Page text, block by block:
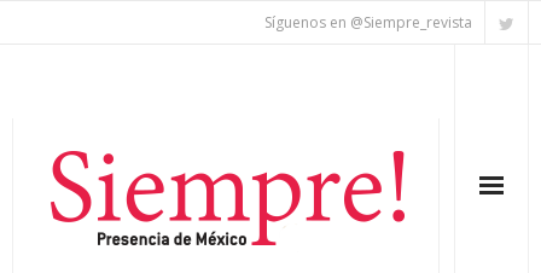
Síguenos en @Siempre_revista